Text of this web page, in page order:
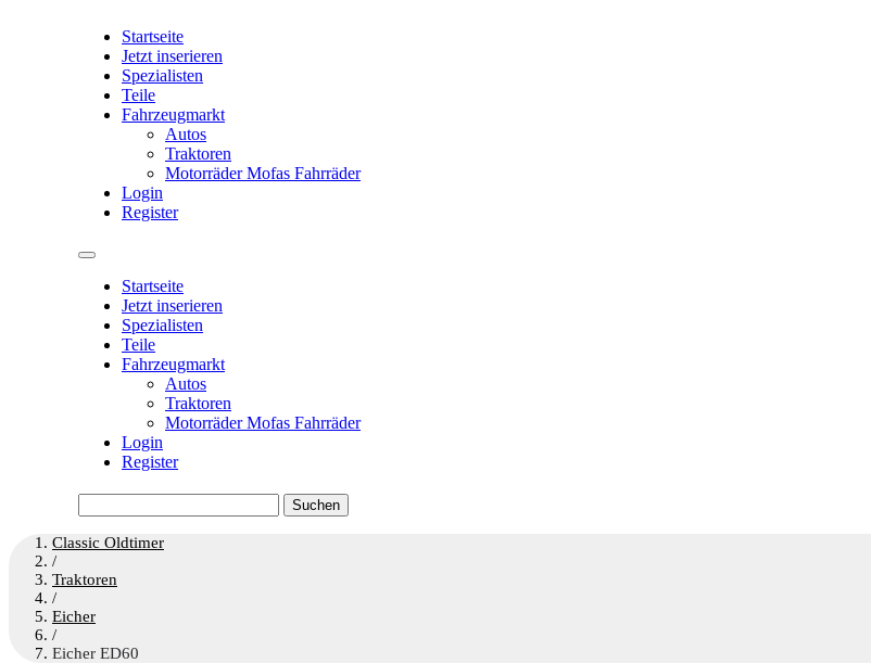
Startseite
Jetzt inserieren
Spezialisten
Teile
Fahrzeugmarkt
Autos
Traktoren
Motorräder Mofas Fahrräder
Login
Register
Startseite
Jetzt inserieren
Spezialisten
Teile
Fahrzeugmarkt
Autos
Traktoren
Motorräder Mofas Fahrräder
Login
Register
nach:
Classic Oldtimer
/
Traktoren
/
Eicher
/
Eicher ED60